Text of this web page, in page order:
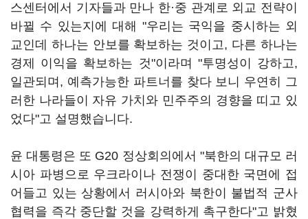
스센터에서 기자들과 만나 한·중 관계로 외교 전략이
바뀔 수 있는지에 대해 "우리는 국익을 중시하는 외
교인데 하나는 안보를 확보하는 것이고, 다른 하나는
경제 이익을 확보하는 것"이라며 "투명성이 강하고,
일관되며, 예측가능한 파트너를 찾다 보니 우연히 그
러한 나라들이 자유 가치와 민주주의 경향을 띠고 있
었다"고 설명했습니다.
윤 대통령은 또 G20 정상회의에서 "북한의 대규모 러
시아 파병으로 우크라이나 전쟁이 중대한 국면에 접
어들고 있는 상황에서 러시아와 북한이 불법적 군사
협력을 즉각 중단할 것을 강력하게 촉구한다"고 밝혔